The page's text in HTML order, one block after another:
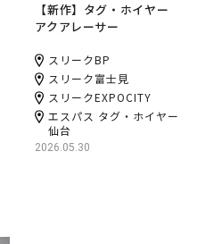
【新作】タグ・ホイヤー
アクアレーサー
スリークBP
スリーク富士見
スリークEXPOCITY
エスパス タグ・ホイヤー
仙台
2026.05.30